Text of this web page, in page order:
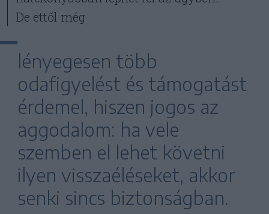
De ettől még
lényegesen több
odafigyelést és támogatást
érdemel, hiszen jogos az
aggodalom: ha vele
szemben el lehet követni
ilyen visszaéléseket, akkor
senki sincs biztonságban.